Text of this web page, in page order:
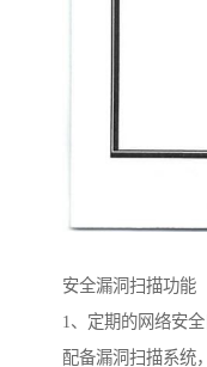
安全漏洞扫描功能
1、定期的网络安
配备漏洞扫描系统